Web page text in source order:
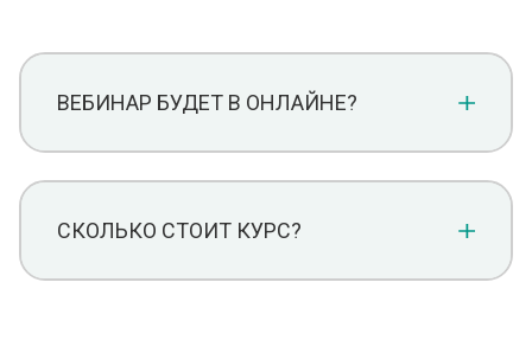
ВЕБИНАР БУДЕТ В ОНЛАЙНЕ?
СКОЛЬКО СТОИТ КУРС?